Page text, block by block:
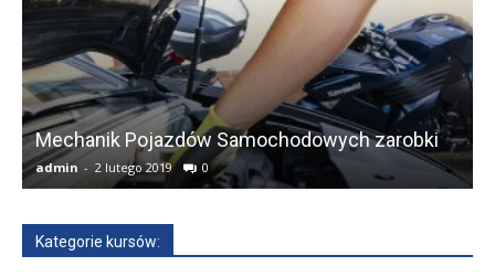
Mechanik Pojazdów Samochodowych zarobki
admin - 2 lutego 2019 0
Kategorie kursów: